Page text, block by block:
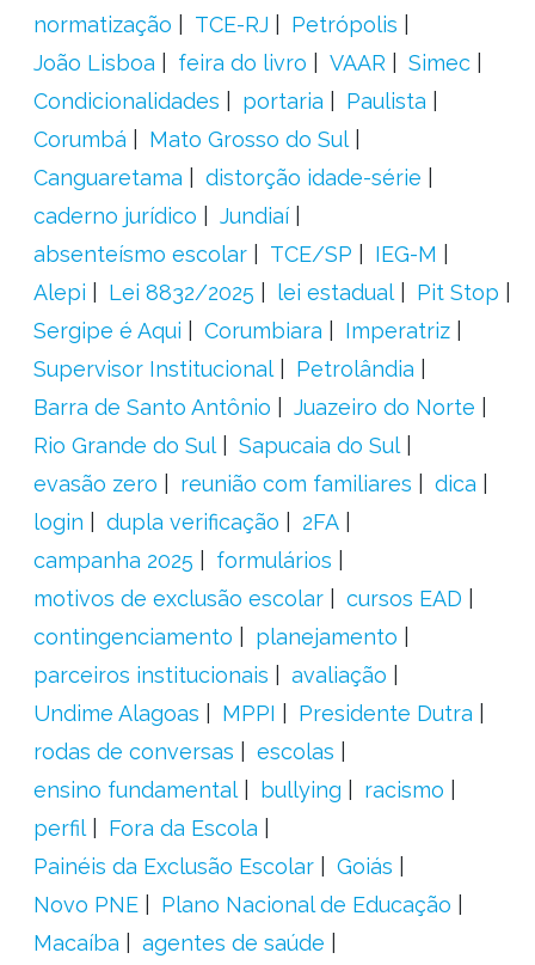
normatização
TCE-RJ
Petrópolis
João Lisboa
feira do livro VAAR
Simec
Condicionalidades
portaria
Paulista
Corumbá
Mato Grosso do Sul
Canguaretama
distorção idade-série
caderno jurídico
Jundiaí
absenteísmo escolar
TCE/SP
IEG-M
Alepi
Lei 8832/2025 lei estadual
Pit Stop
Sergipe é Aqui
Corumbiara
Imperatriz
Supervisor Institucional
Petrolândia
Barra de Santo Antônio
Juazeiro do Norte
Rio Grande do Sul
Sapucaia do Sul
evasão zero
reunião com familiares
dica
login
dupla verificação
2FA
campanha 2025
formulários
motivos de exclusão escolar
cursos EAD
contingenciamento
planejamento
parceiros institucionais
avaliação
Undime Alagoas
MPPI
Presidente Dutra
rodas de conversas
escolas
ensino fundamental
bullying
racismo
perfil
Fora da Escola
Painéis da Exclusão Escolar
Goiás
Novo PNE
Plano Nacional de Educação
Macaíba
agentes de saúde